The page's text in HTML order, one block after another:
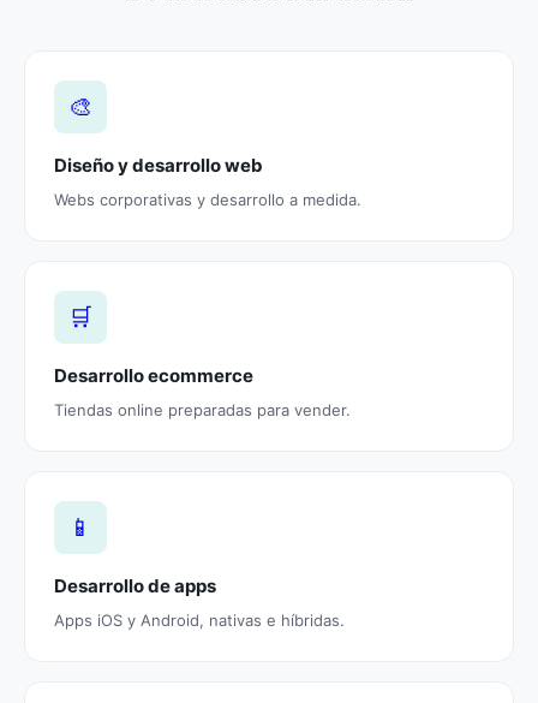
🎨
Diseño y desarrollo web
Webs corporativas y desarrollo a medida.
🛒
Desarrollo ecommerce
Tiendas online preparadas para vender.
📱
Desarrollo de apps
Apps iOS y Android, nativas e híbridas.